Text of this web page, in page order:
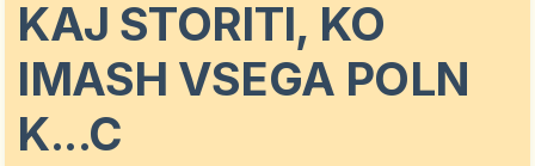
KAJ STORITI, KO
IMASH VSEGA POLN
K...C